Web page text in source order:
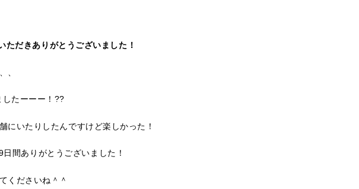
だきありがとうございました！
、
たーーー！??
にいたりしたんですけど楽しかった！
間ありがとうございました！
くださいね＾＾